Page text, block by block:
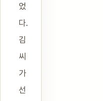
었
다.
김
씨
가
선